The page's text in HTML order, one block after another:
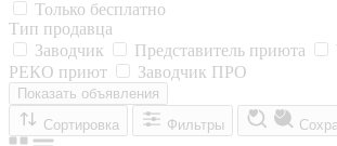
Только бесплатно
Тип продавца
Заводчик
Представитель приюта
РЕКО приют
Заводчик ПРО
Показать объявления
Сортировка
Фильтры